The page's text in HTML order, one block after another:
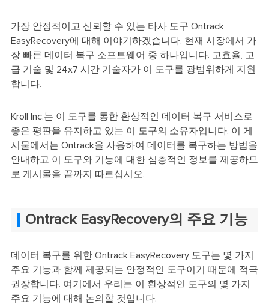
가장 안정적이고 신뢰할 수 있는 타사 도구 Ontrack
EasyRecovery에 대해 이야기하겠습니다. 현재 시장에서 가
장 빠른 데이터 복구 소프트웨어 중 하나입니다. 고효율, 고
급 기술 및 24x7 시간 기술자가 이 도구를 광범위하게 지원
합니다.
Kroll Inc.는 이 도구를 통한 환상적인 데이터 복구 서비스로
좋은 평판을 유지하고 있는 이 도구의 소유자입니다. 이 게
시물에서는 Ontrack을 사용하여 데이터를 복구하는 방법을
안내하고 이 도구와 기능에 대한 심층적인 정보를 제공하므
로 게시물을 끝까지 따르십시오.
Ontrack EasyRecovery의 주요 기능
데이터 복구를 위한 Ontrack EasyRecovery 도구는 몇 가지
주요 기능과 함께 제공되는 안정적인 도구이기 때문에 적극
권장합니다. 여기에서 우리는 이 환상적인 도구의 몇 가지
주요 기능에 대해 논의할 것입니다.